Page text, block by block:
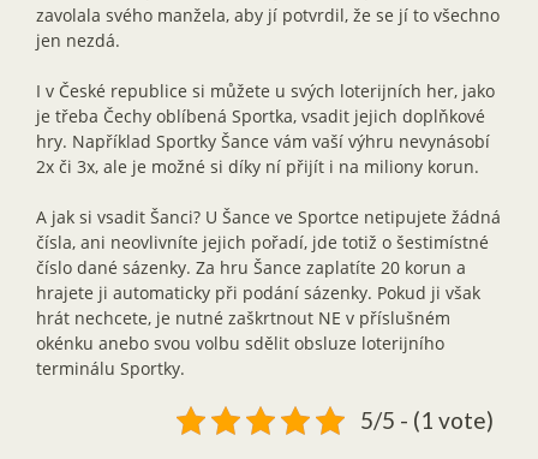
zavolala svého manžela, aby jí potvrdil, že se jí to všechno
jen nezdá.
I v České republice si můžete u svých loterijních her, jako
je třeba Čechy oblíbená Sportka, vsadit jejich doplňkové
hry. Například Sportky Šance vám vaší výhru nevynásobí
2x či 3x, ale je možné si díky ní přijít i na miliony korun.
A jak si vsadit Šanci? U Šance ve Sportce netipujete žádná
čísla, ani neovlivníte jejich pořadí, jde totiž o šestimístné
číslo dané sázenky. Za hru Šance zaplatíte 20 korun a
hrajete ji automaticky při podání sázenky. Pokud ji však
hrát nechcete, je nutné zaškrtnout NE v příslušném
okénku anebo svou volbu sdělit obsluze loterijního
terminálu Sportky.
5/5 - (1 vote)